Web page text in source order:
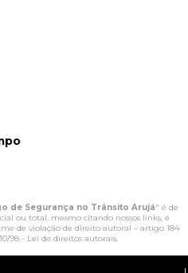
de Segurança no Trânsito Arujá" é de
ou total, mesmo citando nossos links, é
de violação de direito autoral – artigo 184
98 - Lei de direitos autorais.